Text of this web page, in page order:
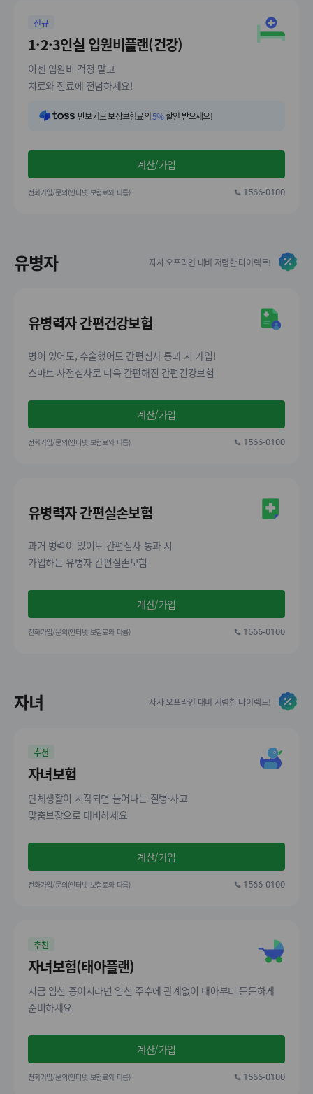
신규
1·2·3인실 입원비플랜(건강)
이젠 입원비 걱정 말고
치료와 진료에 전념하세요!
만보기로 보장보험료의5%할인 받으세요!
계산/가입
전화가입/문의(인터넷 보험료와 다름) 1566-0100
유병자 자사 오프라인 대비 저렴한 다이렉트!
유병력자 간편건강보험
병이 있어도, 수술했어도 간편심사 통과 시 가입!
스마트 사전심사로 더욱 간편해진 간편건강보험
계산/가입
전화가입/문의(인터넷 보험료와 다름) 1566-0100
유병력자 간편실손보험
과거 병력이 있어도 간편심사 통과 시
가입하는 유병자 간편실손보험
계산/가입
전화가입/문의(인터넷 보험료와 다름) 1566-0100
자녀 자사 오프라인 대비 저렴한 다이렉트!
추천
자녀보험
단체생활이 시작되면 늘어나는 질병·사고
맞춤보장으로 대비하세요
계산/가입
전화가입/문의(인터넷 보험료와 다름) 1566-0100
추천
자녀보험(태아플랜)
지금 임신 중이시라면 임신 주수에 관계없이 태아부터 든든하게
준비하세요
계산/가입
전화가입/문의(인터넷 보험료와 다름) 1566-0100